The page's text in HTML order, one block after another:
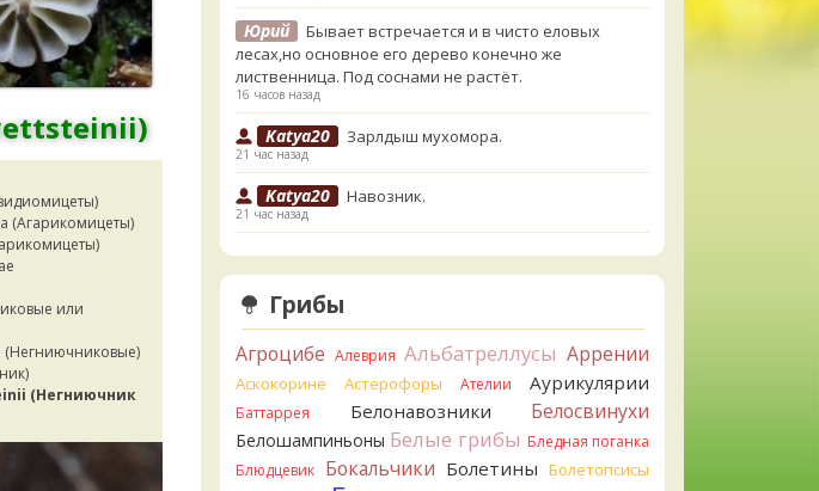
(Агарикомицеты)
или
(Негниючниковые)
(Негниючник
Юрий
Бывает встречается и в чисто еловых
лесах,но основное его дерево конечно же
лиственница. Под соснами не растёт.
16 часов назад
Katya20 Зарлдыш мухомора.
21 час назад
Katya20 Навозник.
21 час назад
Verona Скорее всего он.
1 день назад
Verona
Что-то из рядовок. Цвета на фото вряд
1 день назад
Verona
Рядовка мыльная, судя по пластинкам.
Правильно сделали, что не взяли.
1 день назад
BorisM Подгруздок чёрный, или близкие виды
Грибы
Агроцибе Алеврия Альбатреллусы Аррении
Аскокорине Астерофоры Ателии Аурикулярии
Баттаррея Белонавозники Белосвинухи
Белошампиньоны Белые грибы Бледная поганка
Блюдцевик
Бокальчики Болетины Болетопсисы